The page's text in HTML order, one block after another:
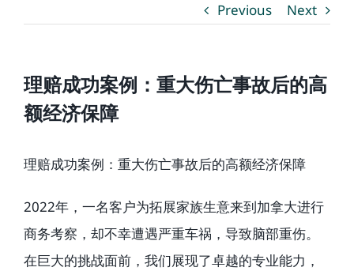
博客
温馨提示
联络电话：(437) 990-0999
Previous Next
理赔成功案例：重大伤亡事故后的高
额经济保障
理赔成功案例：重大伤亡事故后的高额经济保障
2022年，一名客户为拓展家族生意来到加拿大进行
商务考察，却不幸遭遇严重车祸，导致脑部重伤。
在巨大的挑战面前，我们展现了卓越的专业能力，